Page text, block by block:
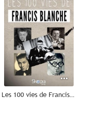
Les 100 vies de Francis Blanche